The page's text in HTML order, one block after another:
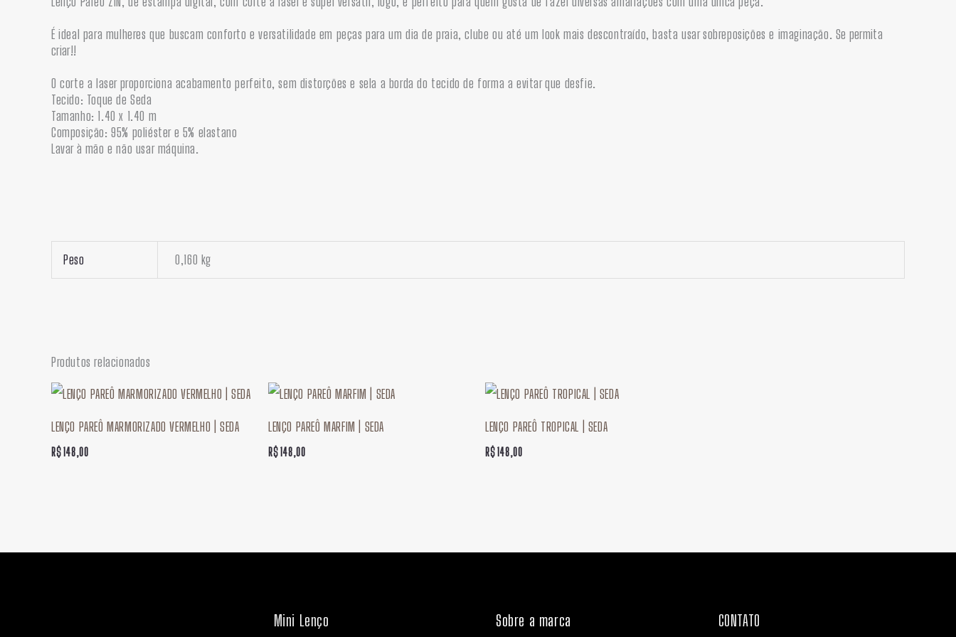
É ideal para mulheres que buscam conforto e versatilidade em peças para um dia de praia, clube ou até um look mais descontraído, basta usar sobreposições e imaginação. Se permita
criar!!
O corte a laser proporciona acabamento perfeito, sem distorções e sela a borda do tecido de forma a evitar que desfie.
Tecido: Toque de Seda
Tamanho: 1.40 x 1.40 m
Composição: 95% poliéster e 5% elastano
Lavar à mão e não usar máquina.
Peso 0,160 kg
Produtos relacionados
LENÇO PAREÔ MARMORIZADO VERMELHO | SEDA
R$148,00
LENÇO PAREÔ MARFIM | SEDA
R$148,00
LENÇO PAREÔ TROPICAL | SEDA
R$148,00
Mini Lenço
Sobre a marca
CONTATO